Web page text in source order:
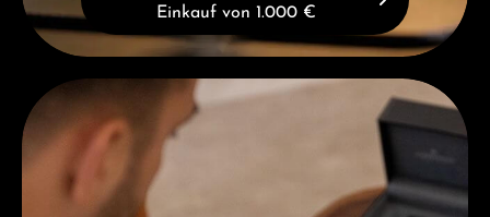
Einkauf von 1.000 €
Beratung erhalten